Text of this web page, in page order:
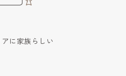
に家族らしい